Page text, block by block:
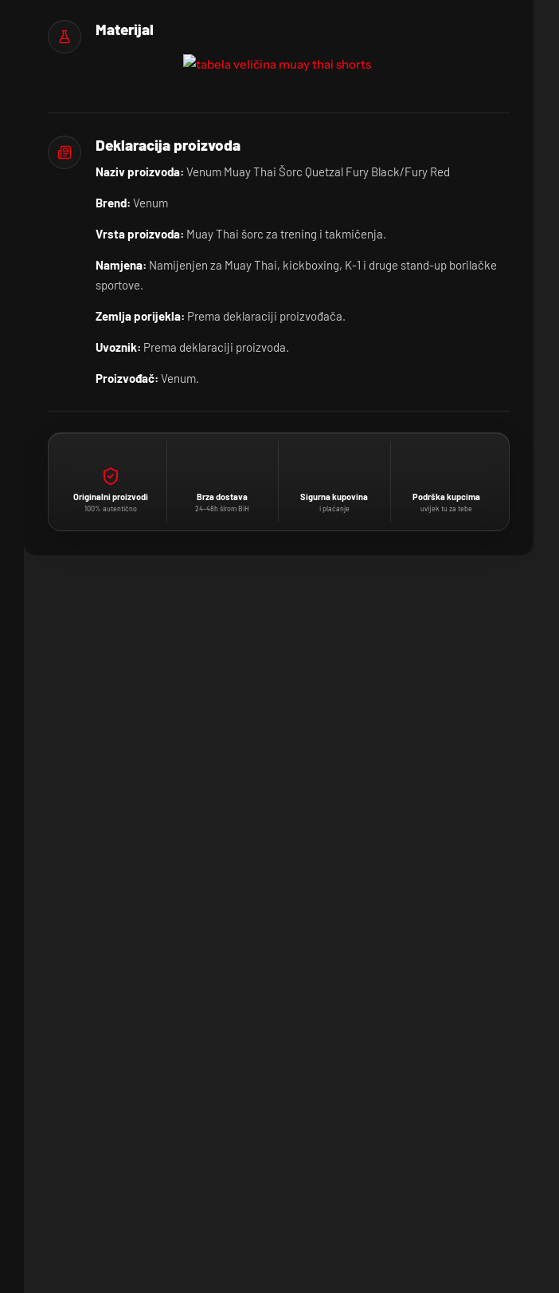
Materijal
Deklaracija proizvoda
Naziv proizvoda: Venum Muay Thai Šorc Quetzal Fury Black/Fury Red
Brend: Venum
Vrsta proizvoda: Muay Thai šorc za trening i takmičenja.
Namjena: Namijenjen za Muay Thai, kickboxing, K-1 i druge stand-up borilačke
sportove.
Zemlja porijekla: Prema deklaraciji proizvođača.
Uvoznik: Prema deklaraciji proizvoda.
Proizvođač: Venum.
Originalni proizvodi
100% autentično
Brza dostava
24–48h širom BiH
Sigurna kupovina
i plaćanje
Podrška kupcima
uvijek tu za tebe